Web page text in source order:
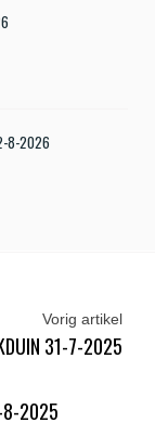
8-2026
Vorig artikel
31-7-2025
8-2025